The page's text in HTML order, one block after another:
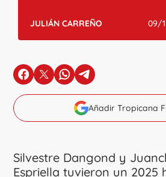
JULIÁN CARREÑO 09/
en Facebook
en Xen Whatsapp
en Telegram
Añadir Tropicana
Silvestre Dangond y
Espriella tuvieron un 2025